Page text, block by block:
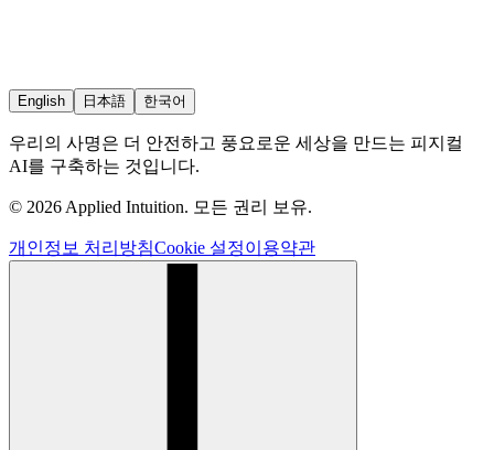
English 日本語 한국어
우리의 사명은 더 안전하고 풍요로운 세상을 만드는 피지컬
AI를 구축하는 것입니다.
© 2026 Applied Intuition. 모든 권리 보유.
개인정보 처리방침Cookie 설정이용약관